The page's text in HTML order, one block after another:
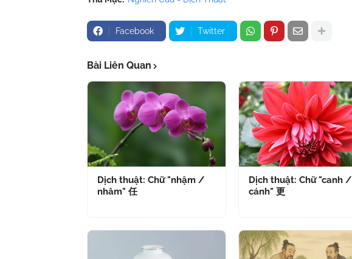
Facebook Twitter
Bài Liên Quan
Dịch thuật: Chữ "nhậm /
nhâm" 任
Dịch thuật: Chữ "canh /
cánh" 更